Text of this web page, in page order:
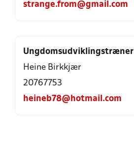
strange.from@gmail.com
Ungdomsudviklingstræner
Heine Birkkjær
20767753
heineb78@hotmail.com